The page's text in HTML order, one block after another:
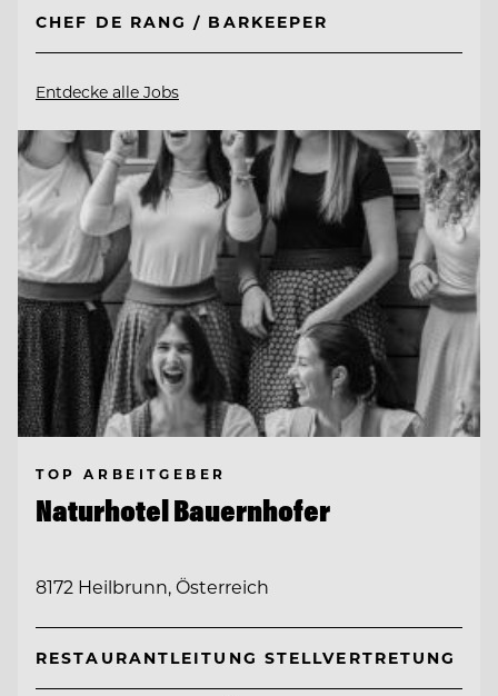
CHEF DE RANG / BARKEEPER
Entdecke alle Jobs
TOP ARBEITGEBER
Naturhotel Bauernhofer
8172 Heilbrunn, Österreich
RESTAURANTLEITUNG STELLVERTRETUNG